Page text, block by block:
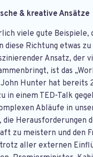
& kreative Ansätze
viele gute Beispiele,
diese Richtung etwas
Ansatz, der
ist das
Hunter hat bereits
in einem TED-Talk
Abläufe in
die Herausforderungen
zu meistern und den
aller externen